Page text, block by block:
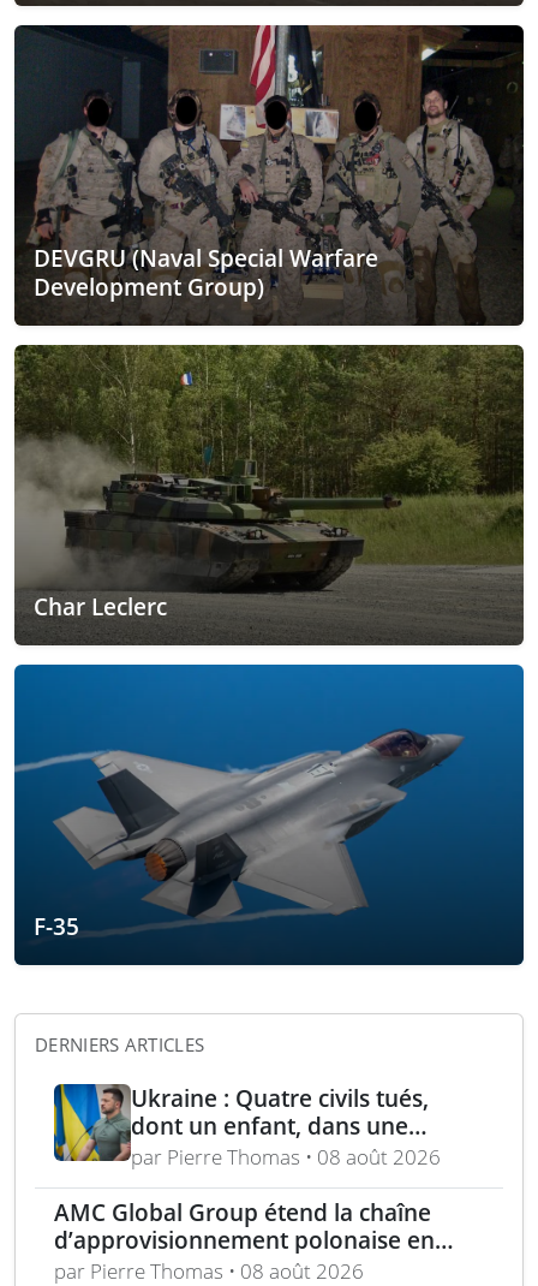
DEVGRU (Naval Special Warfare
Development Group)
Char Leclerc
F-35
DERNIERS ARTICLES
Ukraine : Quatre civils tués,
dont un enfant, dans une
attaque russe par missile
balistique sur Kiev – Deux
raffineries russes visées par
l’Ukraine
par Pierre Thomas • 08 août 2026
AMC Global Group étend la chaîne
d’approvisionnement polonaise en
munitions de 155 mm
par Pierre Thomas • 08 août 2026